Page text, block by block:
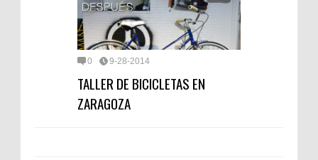
0 9-28-2014
TALLER DE BICICLETAS EN
ZARAGOZA